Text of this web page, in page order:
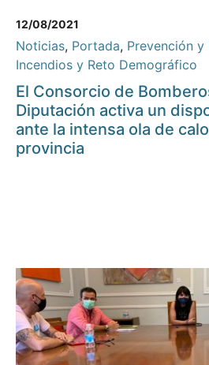
12/08/2021
Noticias, Portada, Prevención
Incendios y Reto Demográfico
El Consorcio de
Diputación activa un
ante la intensa ola de
provincia